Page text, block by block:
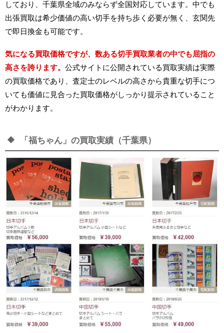
しており、千葉県全域のみならず全国対応しています。中でも
出張買取は希少価値の高い切手を持ち歩く必要が無く、玄関先
で即日換金も可能です。
気になる買取価格ですが、数ある切手買取業者の中でも屈指の
高さを誇ります。 公式サイトに公開されている買取実績は実際
の買取価格であり、査定士のレベルの高さから貴重な切手につ
いても価値に見合った買取価格がしっかり提示されていること
がわかります。
「福ちゃん」の買取実績（千葉県）